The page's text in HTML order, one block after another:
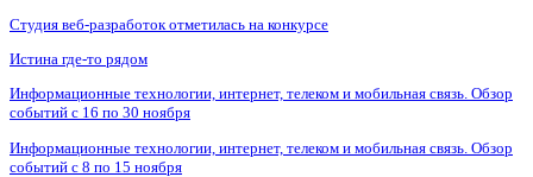
Студия веб-разработок отметилась на конкурсе
Истина где-то рядом
Информационные технологии, интернет, телеком и мобильная связь. Обзор
событий с 16 по 30 ноября
Информационные технологии, интернет, телеком и мобильная связь. Обзор
событий с 8 по 15 ноября